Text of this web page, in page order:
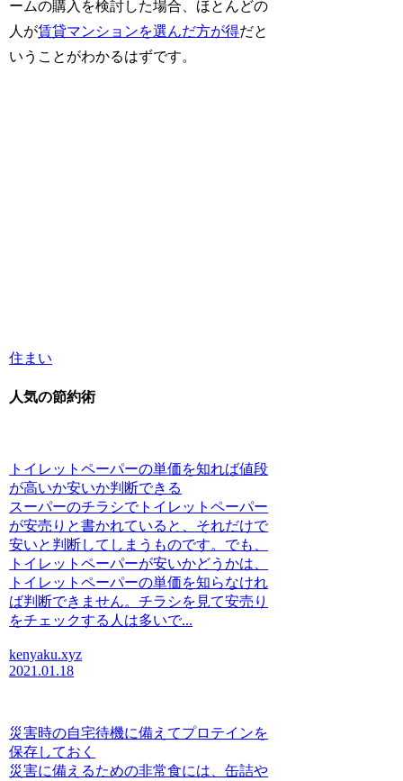
ームの購入を検討した場合、ほとんどの
人が賃貸マンションを選んだ方が得だと
いうことがわかるはずです。
住まい
人気の節約術
トイレットペーパーの単価を知れば値段
が高いか安いか判断できる
スーパーのチラシでトイレットペーパー
が安売りと書かれていると、それだけで
安いと判断してしまうものです。でも、
トイレットペーパーが安いかどうかは、
トイレットペーパーの単価を知らなけれ
ば判断できません。チラシを見て安売り
をチェックする人は多いで...
kenyaku.xyz
2021.01.18
災害時の自宅待機に備えてプロテインを
保存しておく
災害に備えるための非常食には、缶詰や